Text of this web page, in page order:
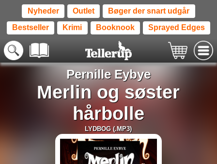
Nyheder Outlet Bøger der snart udgår
Bestseller Krimi Booknook Sprayed Edges
Pernille Eybye
Merlin og søster
hårbolle
LYDBOG (.MP3)